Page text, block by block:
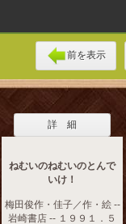
前を表示
詳 細
ねむいのねむいのとんで
いけ！
梅田俊作・佳子／作・絵 --
岩崎書店 -- １９９１．５